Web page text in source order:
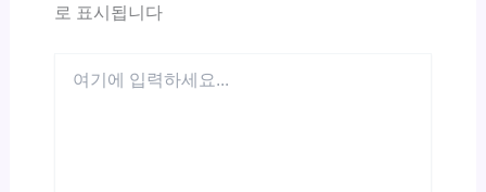
로 표시됩니다